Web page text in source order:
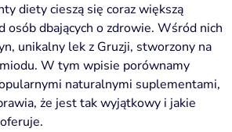
diety cieszą się coraz większą
osób dbających o zdrowie. Wśród nich
unikalny lek z Gruzji, stworzony na
W tym wpisie porównamy
naturalnymi suplementami,
że jest tak wyjątkowy i jakie